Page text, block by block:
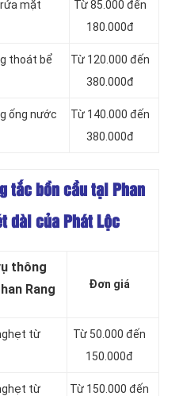
mặt
Từ 85.000 đến
180.000đ
thoát bể
Từ 120.000 đến
380.000đ
ống nước
Từ 140.000 đến
380.000đ
tắc bồn cầu tại Phan
dài của Phát Lộc
thông
Rang
Đơn giá
từ
Từ 50.000 đến
150.000đ
từ
Từ 150.000 đến